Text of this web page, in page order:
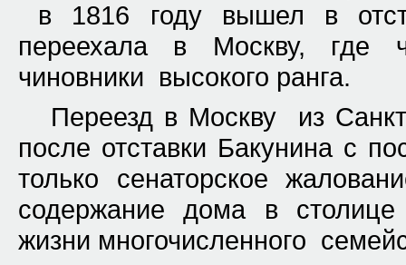
в 1816 году вышел в
переехала в Москву, где
чиновники высокого ранга.
Переезд в Москву из
после отставки Бакунина с
только сенаторское
содержание дома в
жизни многочисленного